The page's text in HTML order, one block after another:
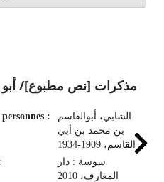
مذكرات [نص مطبوع]/ أبو
:
الشابي، أبوالقاسم
بن محمد بن أبي
القاسم، 1909-1934
سوسة : دار
المعارف، 2010